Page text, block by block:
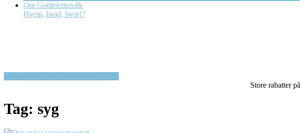
Om Godtelotten.dk
Hvem, hvad, hvor!?
Store rabatter
Tag: syg